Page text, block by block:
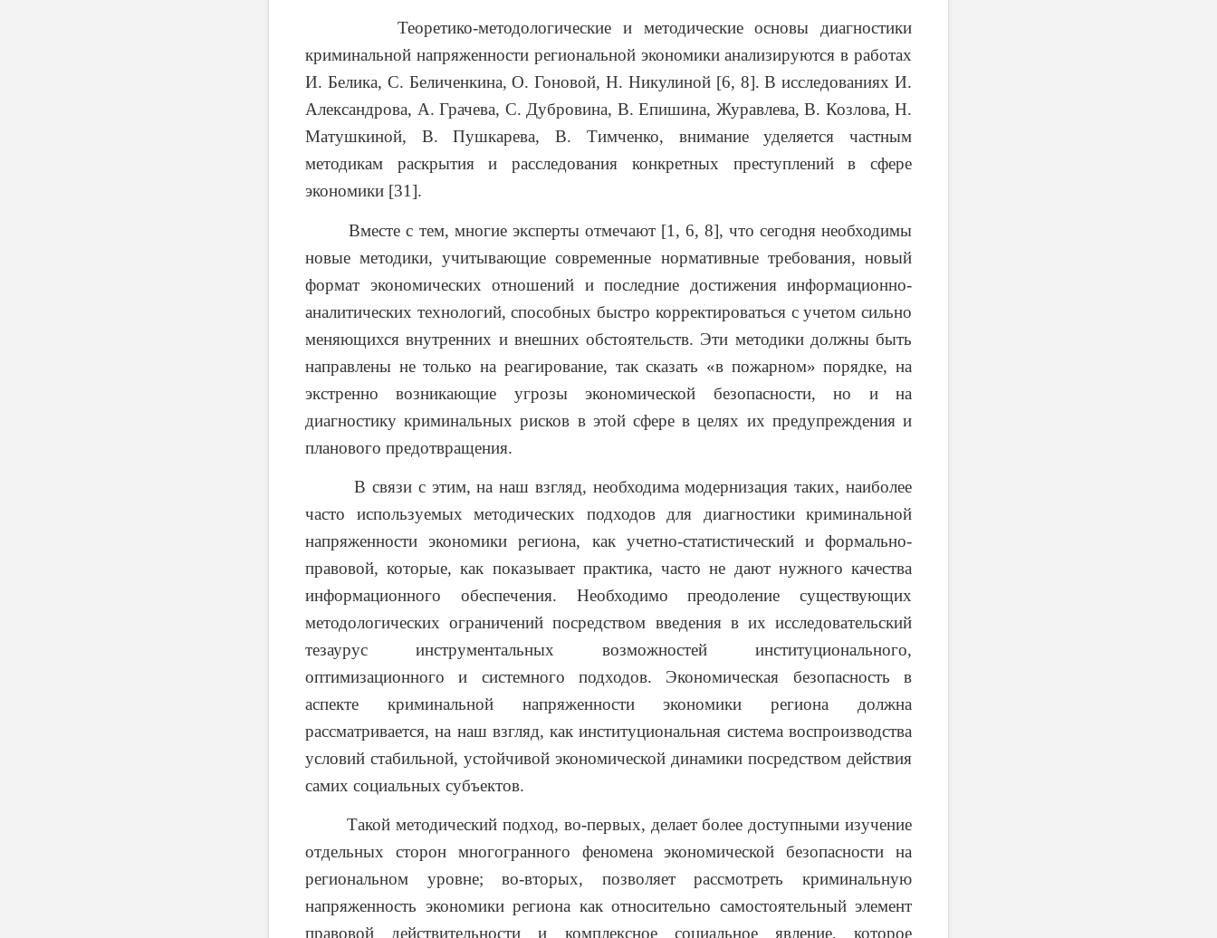
Теоретико-методологические и методические основы диагностики
криминальной напряженности региональной экономики анализируются в работах
И. Белика, С. Беличенкина, О. Гоновой, Н. Никулиной [6, 8]. В исследованиях И.
Александрова, А. Грачева, С. Дубровина, В. Епишина, Журавлева, В. Козлова, Н.
Матушкиной, В. Пушкарева, В. Тимченко, внимание уделяется частным
методикам раскрытия и расследования конкретных преступлений в сфере
экономики [31].
Вместе с тем, многие эксперты отмечают [1, 6, 8], что сегодня необходимы
новые методики, учитывающие современные нормативные требования, новый
формат экономических отношений и последние достижения информационно-
аналитических технологий, способных быстро корректироваться с учетом сильно
меняющихся внутренних и внешних обстоятельств. Эти методики должны быть
направлены не только на реагирование, так сказать «в пожарном» порядке, на
экстренно возникающие угрозы экономической безопасности, но и на
диагностику криминальных рисков в этой сфере в целях их предупреждения и
планового предотвращения.
В связи с этим, на наш взгляд, необходима модернизация таких, наиболее
часто используемых методических подходов для диагностики криминальной
напряженности экономики региона, как учетно-статистический и формально-
правовой, которые, как показывает практика, часто не дают нужного качества
информационного обеспечения. Необходимо преодоление существующих
методологических ограничений посредством введения в их исследовательский
тезаурус инструментальных возможностей институционального,
оптимизационного и системного подходов. Экономическая безопасность в
аспекте криминальной напряженности экономики региона должна
рассматривается, на наш взгляд, как институциональная система воспроизводства
условий стабильной, устойчивой экономической динамики посредством действия
самих социальных субъектов.
Такой методический подход, во-первых, делает более доступными изучение
отдельных сторон многогранного феномена экономической безопасности на
региональном уровне; во-вторых, позволяет рассмотреть криминальную
напряженность экономики региона как относительно самостоятельный элемент
правовой действительности и комплексное социальное явление, которое